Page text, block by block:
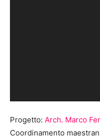
Progetto: Arch. Marco
Coordinamento